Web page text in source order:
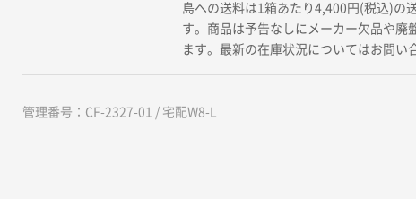
島への送料は1箱あたり4,400円(税込)の
す。商品は予告なしにメーカー欠品や廃
ます。最新の在庫状況についてはお問い
管理番号：CF-2327-01 / 宅配W8-L